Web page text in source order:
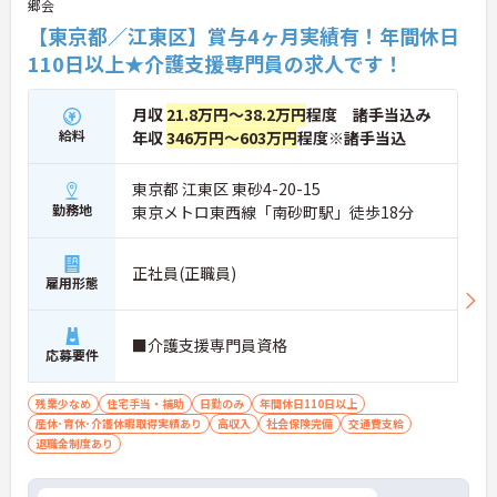
郷会
【東京都／江東区】賞与4ヶ月実績有！年間休日
110日以上★介護支援専門員の求人です！
給料
月収 21.8万円～38.2万円程度 諸手当込み
年収346万円～603万円程度※諸手当込
勤務地
東京都 江東区 東砂4-20-15
東京メトロ東西線「南砂町駅」徒歩18分
雇用形態 正社員(正職員)
応募要件 ■介護支援専門員資格
残業少なめ 住宅手当・補助 日勤のみ
年間休日110日以上
産休･育休･介護休暇取得実績あり
高収入 社会保険完備
交通費支給
退職金制度あり